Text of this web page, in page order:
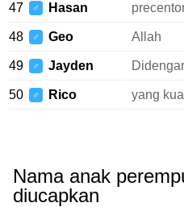
47 ♂ Hasan
48 ♂ Geo Allah
49 ♂ Jayden
50 ♂ Rico yang
Nama anak
diucapkan